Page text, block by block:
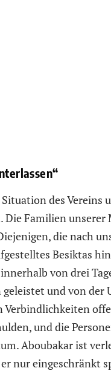
des Vereins
Familien
die nach
Besiktas
von drei
und von der
und die
Aboubakar ist
nur eingeschränkt